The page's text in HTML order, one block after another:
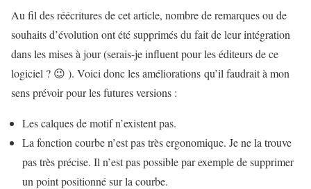
Au fil des réécritures de cet article, nombre de remarques ou de
souhaits d’évolution ont été supprimés du fait de leur intégration
dans les mises à jour (serais-je influent pour les éditeurs de ce
logiciel ? 😉 ). Voici donc les améliorations qu’il faudrait à mon
sens prévoir pour les futures versions :
Les calques de motif n’existent pas.
La fonction courbe n’est pas très ergonomique. Je ne la trouve
pas très précise. Il n’est pas possible par exemple de supprimer
un point positionné sur la courbe.